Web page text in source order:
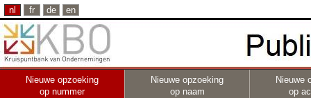
nl fr de en
Nieuwe opzoeking
op nummer
Nieuwe opzoeking
op naam
Nieuwe
op